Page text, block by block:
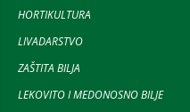
HORTIKULTURA
LIVADARSTVO
ZAŠTITA BILJA
LEKOVITO I MEDONOSNO BILJE